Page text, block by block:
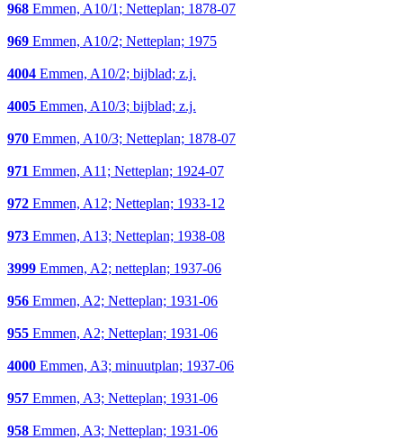
968 Emmen, A10/1; Netteplan; 1878-07
969 Emmen, A10/2; Netteplan; 1975
4004 Emmen, A10/2; bijblad; z.j.
4005 Emmen, A10/3; bijblad; z.j.
970 Emmen, A10/3; Netteplan; 1878-07
971 Emmen, A11; Netteplan; 1924-07
972 Emmen, A12; Netteplan; 1933-12
973 Emmen, A13; Netteplan; 1938-08
3999 Emmen, A2; netteplan; 1937-06
956 Emmen, A2; Netteplan; 1931-06
955 Emmen, A2; Netteplan; 1931-06
4000 Emmen, A3; minuutplan; 1937-06
957 Emmen, A3; Netteplan; 1931-06
958 Emmen, A3; Netteplan; 1931-06